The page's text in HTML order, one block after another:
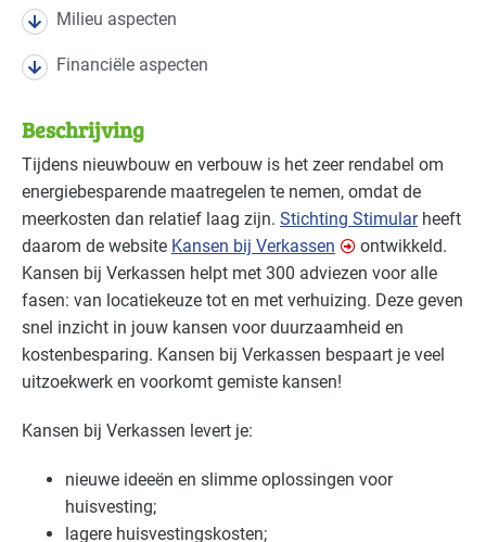
Autobranche - garage en handel
Bouw - bouw/infra
Bouw - gemeentewerven Basis
Bouw - installatiebedrijven Basis
Bouw - schilders en onderhoud Basis
Bouwmaterialen - beton Basis
Cultuur - overig Basis
Milieu aspecten
Financiële aspecten
Beschrijving
Tijdens nieuwbouw en verbouw is het zeer rendabel om
energiebesparende maatregelen te nemen, omdat de
meerkosten dan relatief laag zijn. Stichting Stimularheeft
daarom de website Kansen bij Verkassen
ontwikkeld.
Kansen bij Verkassen helpt met 300 adviezen voor alle
fasen: van locatiekeuze tot en met verhuizing. Deze geven
snel inzicht in jouw kansen voor duurzaamheid en
kostenbesparing. Kansen bij Verkassen bespaart je veel
uitzoekwerk en voorkomt gemiste kansen!
Kansen bij Verkassen levert je:
nieuwe ideeën en slimme oplossingen voor
huisvesting;
lagere huisvestingskosten;